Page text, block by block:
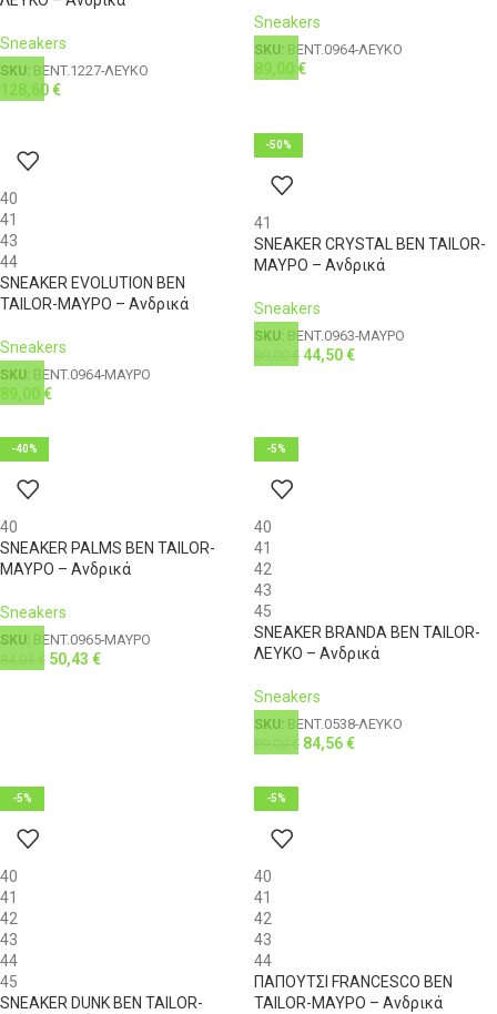
Sneakers
SKU: BENT.1227-ΛΕΥΚΟ
128,60€
Sneakers
SKU: BENT.0964-ΛΕΥΚΟ
89,00 €
40
41
43
44
SNEAKER EVOLUTION BEN
TAILOR-ΜΑΥΡΟ – Ανδρικά
Sneakers
SKU: BENT.0964-ΜΑΥΡΟ
89,00 €
-50%
41
SNEAKER CRYSTAL BEN TAILOR-
ΜΑΥΡΟ – Ανδρικά
Sneakers
SKU: BENT.0963-ΜΑΥΡΟ
€ 44,50€
-40%
40
SNEAKER PALMS BEN TAILOR-
ΜΑΥΡΟ – Ανδρικά
Sneakers
SKU: BENT.0965-ΜΑΥΡΟ
€ 50,43 €
-5%
40
41
42
43
45
SNEAKER BRANDA BEN TAILOR-
ΛΕΥΚΟ – Ανδρικά
Sneakers
SKU: BENT.0538-ΛΕΥΚΟ
€ 84,56€
-5%
40
41
42
43
44
45
SNEAKER DUNK BEN TAILOR-
-5%
40
41
42
43
44
ΠΑΠΟΥΤΣΙ FRANCESCO BEN
TAILOR-ΜΑΥΡΟ – Ανδρικά